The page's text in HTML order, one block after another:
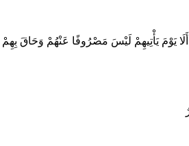
يَوْمَ يَأْتِيهِمْ لَيْسَ مَصْرُوفًا عَنْهُمْ وَحَاقَ بِهِمْ